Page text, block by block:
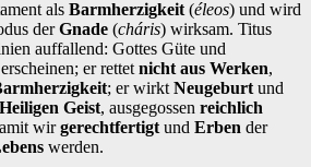
als Barmherzigkeit (éleos) und wird
derGnade (cháris) wirksam. Titus
auffallend: Gottes Güte und
er rettet nicht aus Werken,
; er wirkt Neugeburt und
Heiligen Geist, ausgegossen reichlich
wirgerechtfertigt und Erben der
werden.